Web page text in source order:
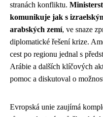
stranách konfliktu.
komunikuje jak s
arabských zemí, ve snaze
diplomatické řešení krize.
cest po regionu jednal s
Arábie a dalších klíčových
pomoc a diskutoval o
Evropská unie zaujímá